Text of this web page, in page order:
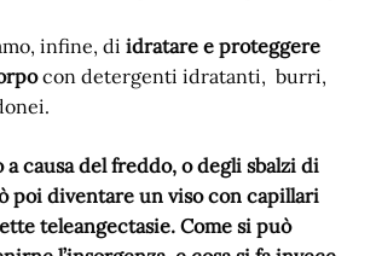
infine, diidratare e proteggere
con detergenti idratanti, burri,
a causa del freddo, o degli sbalzi di
poi diventare un viso con capillari
teleangectasie. Come si può